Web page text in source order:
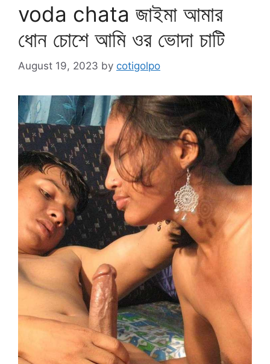
voda chata জাইমা আমার
ধোন চোশে আমি ওর ভোদা চাটি
August 19, 2023 by cotigolpo